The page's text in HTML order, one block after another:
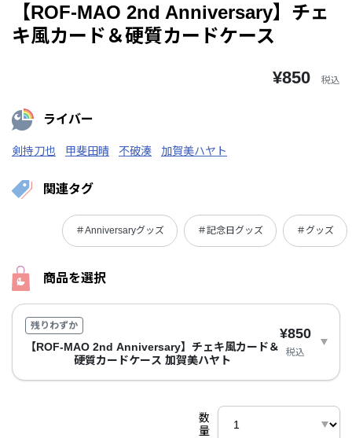
【ROF-MAO 2nd Anniversary】チェ
キ風カード＆硬質カードケース
¥850 税込
ライバー
剣持刀也 甲斐田晴 不破湊 加賀美ハヤト
関連タグ
＃Anniversaryグッズ ＃記念日グッズ ＃グッズ
商品を選択
残りわずか
【ROF-MAO 2nd Anniversary】チェキ風カード＆
硬質カードケース 加賀美ハヤト
¥850
税込
数
量